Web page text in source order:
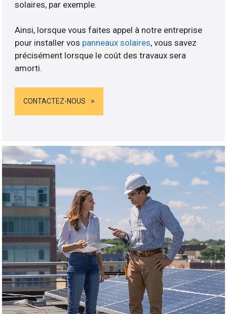
solaires, par exemple.
Ainsi, lorsque vous faites appel à notre entreprise
pour installer vos panneaux solaires, vous savez
précisément lorsque le coût des travaux sera
amorti.
CONTACTEZ-NOUS